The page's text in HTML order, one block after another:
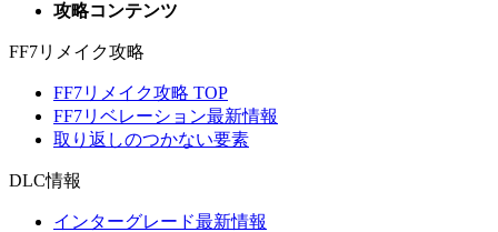
攻略コンテンツ
FF7リメイク攻略
FF7リメイク攻略 TOP
FF7リベレーション最新情報
取り返しのつかない要素
DLC情報
インターグレード最新情報